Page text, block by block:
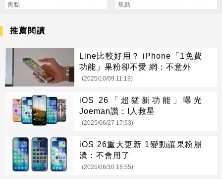
體園區
焦點
賺到翻
焦點
推薦閱讀
Line比較好用？ iPhone「1免費
功能」果粉卻不愛 網：不意外
(2025/10/09 11:19)
iOS 26「超猛新功能」曝光
Joeman讚：I人救星
(2025/06/27 17:53)
iOS 26重大更新 1變動讓果粉崩
潰：不會用了
(2025/06/10 16:55)